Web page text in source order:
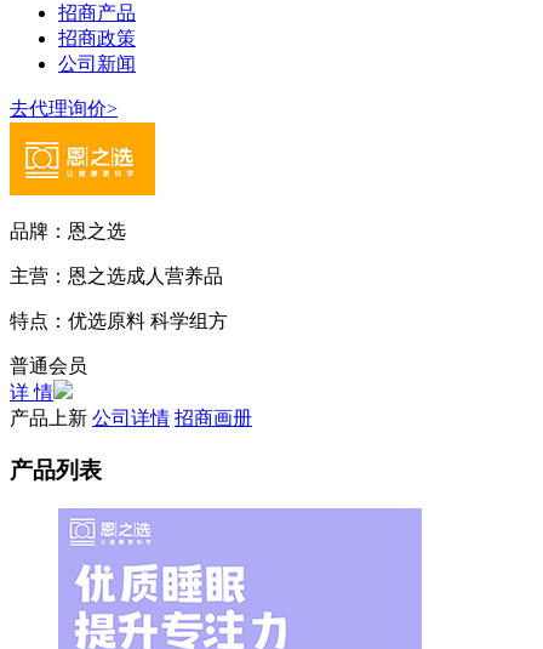
招商产品
招商政策
公司新闻
去代理询价>
品牌： 恩之选
主营： 恩之选成人营养品
特点： 优选原料 科学组方
普通会员
详 情
产品上新 公司详情 招商画册
产品列表